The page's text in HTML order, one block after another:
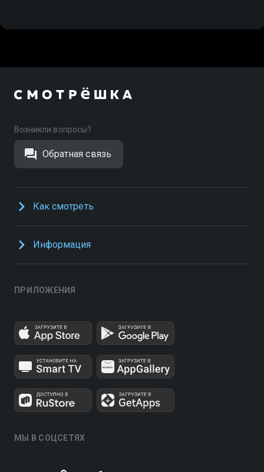
Возникли вопросы?
Обратная связь
Как смотреть
Информация
ПРИЛОЖЕНИЯ
МЫ В СОЦСЕТЯХ